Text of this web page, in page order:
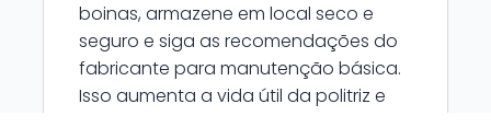
boinas, armazene em local seco e
seguro e siga as recomendações do
fabricante para manutenção básica.
Isso aumenta a vida útil da politriz e